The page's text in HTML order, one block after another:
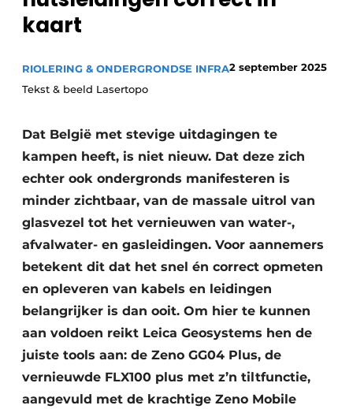
Vacatures
kaart
RIOLERING & ONDERGRONDSE INFRA2 september 2025
Tekst & beeld Lasertopo
Dat België met stevige uitdagingen te
kampen heeft, is niet nieuw. Dat deze zich
echter ook ondergronds manifesteren is
minder zichtbaar, van de massale uitrol van
glasvezel tot het vernieuwen van water-,
afvalwater- en gasleidingen. Voor aannemers
betekent dit dat het snel én correct opmeten
en opleveren van kabels en leidingen
belangrijker is dan ooit. Om hier te kunnen
aan voldoen reikt Leica Geosystems hen de
juiste tools aan: de Zeno GG04 Plus, de
vernieuwde FLX100 plus met z’n tiltfunctie,
aangevuld met de krachtige Zeno Mobile